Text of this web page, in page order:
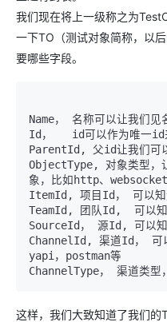
我们现在将上一级称之为
一下TO（测试对象简称，以
要哪些字段。
Name， 名称可以让我们见
Id，   id可以作为唯一id
ParentId, 父id让我们可
ObjectType, 对象类型，
象，比如http、
ItemId, 项目Id， 可以知
TeamId, 团队Id,  可以知
SourceId， 源Id, 可以知
ChannelId, 渠道Id， 可
yapi，postman等
这样，我们大致知道了我们